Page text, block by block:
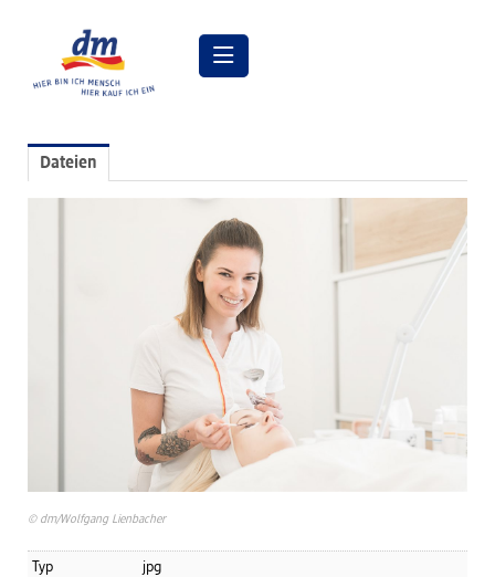
Pressebilder
dm kosmetikstudio
Arbeiten bei dm
Dateien
© dm/Wolfgang Lienbacher
Typ jpg